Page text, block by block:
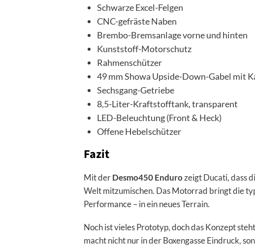
Schwarze Excel-Felgen
CNC-gefräste Naben
Brembo-Bremsanlage vorne und hinten
Kunststoff-Motorschutz
Rahmenschützer
49 mm Showa Upside-Down-Gabel mit
Sechsgang-Getriebe
8,5-Liter-Kraftstofftank, transparent
LED-Beleuchtung (Front & Heck)
Offene Hebelschützer
Fazit
Mit derDesmo450 Endurozeigt Ducati, dass
Welt mitzumischen. Das Motorrad bringt die
Performance – in ein neues Terrain.
Noch ist vieles Prototyp, doch das Konzept
macht nicht nur in der Boxengasse Eindruck,